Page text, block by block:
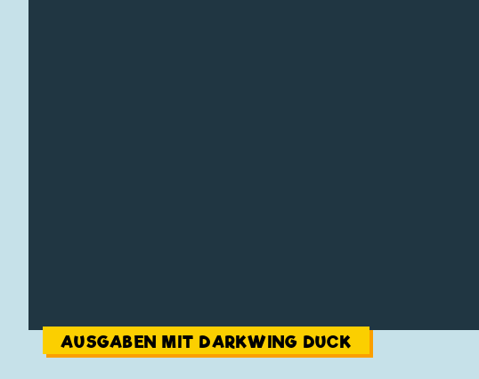
AUSGABEN MIT DARKWING DUCK